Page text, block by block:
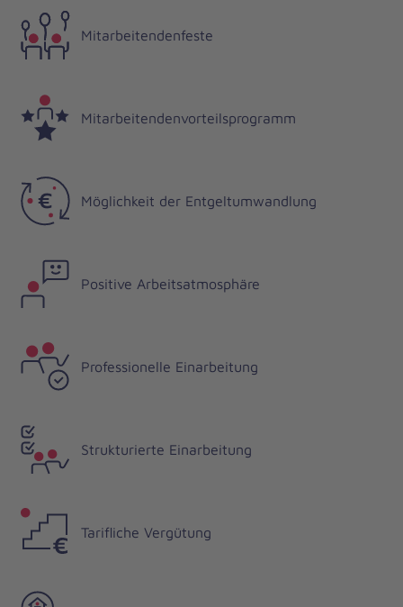
Mitarbeitendenfeste
Mitarbeitendenvorteilsprogramm
Möglichkeit der Entgeltumwandlung
Positive Arbeitsatmosphäre
Professionelle Einarbeitung
Strukturierte Einarbeitung
Tarifliche Vergütung